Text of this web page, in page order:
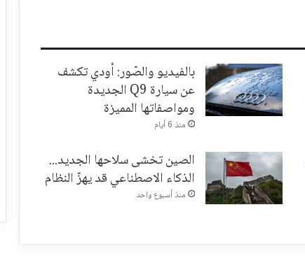
بالفيديو والصّور: أودي تكشف
عن سيارة Q9 الجديدة
ومواصفاتها المميزة
منذ 6 أيام
الصين تخشى سلاحها الجديد...
الذكاء الاصطناعي قد يهزّ النظام
منذ أسبوع واحد